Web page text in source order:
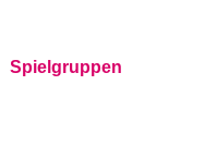
Spielgruppen